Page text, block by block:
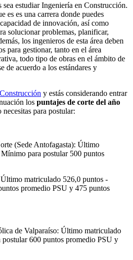
sea estudiar Ingeniería en Construcción.
es es una carrera donde puedes
de innovación, así como
solucionar problemas, planificar,
los ingenieros de esta área deben
para gestionar, tanto en el área
todo tipo de obras en el ámbito de
de acuerdo a los estándares y
y estás considerando entrar
los puntajes de corte del año
necesitas para postular:
(Sede Antofagasta): Último
para postular 500 puntos
matriculado 526,0 puntos -
promedio PSU y 475 puntos
de Valparaíso: Último matriculado
600 puntos promedio PSU y